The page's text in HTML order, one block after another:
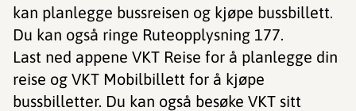
kan planlegge bussreisen og kjøpe bussbillett.
Du kan også ringe Ruteopplysning 177.
Last ned appene VKT Reise for å planlegge din
reise og VKT Mobilbillett for å kjøpe
bussbilletter. Du kan også besøke VKT sitt